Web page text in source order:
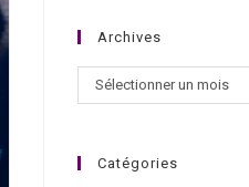
Archives
Sélectionner un mois
Catégories